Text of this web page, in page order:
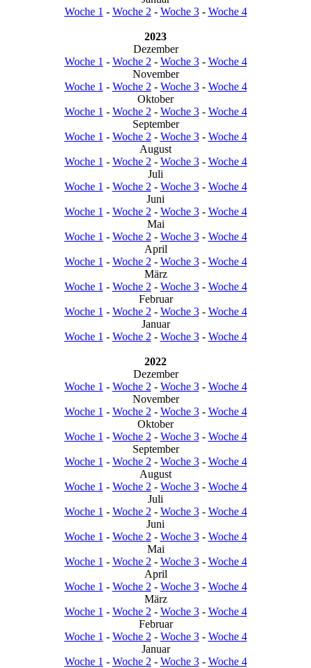
Woche 1 - Woche 2 - Woche 3- Woche 4
2023
Dezember
Woche 1 - Woche 2 - Woche 3- Woche 4
November
Woche 1 - Woche 2 - Woche 3- Woche 4
Oktober
Woche 1 - Woche 2 - Woche 3- Woche 4
September
Woche 1 - Woche 2 - Woche 3- Woche 4
August
Woche 1 - Woche 2 - Woche 3- Woche 4
Juli
Woche 1 - Woche 2 - Woche 3- Woche 4
Juni
Woche 1 - Woche 2 - Woche 3- Woche 4
Mai
Woche 1 - Woche 2 - Woche 3- Woche 4
April
Woche 1 - Woche 2 - Woche 3- Woche 4
März
Woche 1 - Woche 2 - Woche 3- Woche 4
Februar
Woche 1 - Woche 2 - Woche 3- Woche 4
Januar
Woche 1 - Woche 2 - Woche 3- Woche 4
2022
Dezember
Woche 1 - Woche 2 - Woche 3- Woche 4
November
Woche 1 - Woche 2 - Woche 3- Woche 4
Oktober
Woche 1 - Woche 2 - Woche 3- Woche 4
September
Woche 1 - Woche 2 - Woche 3- Woche 4
August
Woche 1 - Woche 2 - Woche 3- Woche 4
Juli
Woche 1 - Woche 2 - Woche 3- Woche 4
Juni
Woche 1 - Woche 2 - Woche 3- Woche 4
Mai
Woche 1 - Woche 2 - Woche 3- Woche 4
April
Woche 1 - Woche 2 - Woche 3- Woche 4
März
Woche 1 - Woche 2 - Woche 3- Woche 4
Februar
Woche 1 - Woche 2 - Woche 3- Woche 4
Januar
Woche 1 - Woche 2 - Woche 3- Woche 4